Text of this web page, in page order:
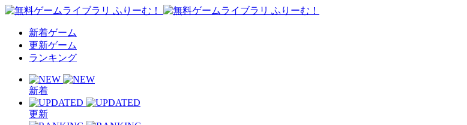
新着ゲーム
更新ゲーム
ランキング
新着
更新